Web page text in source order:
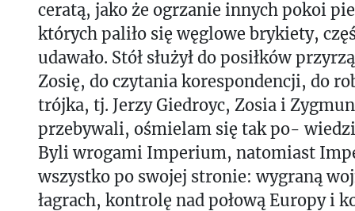
ceratą, jako że ogrzanie innych pokoi
których paliło się węglowe brykiety,
udawało. Stół służył do posiłków
Zosię, do czytania korespondencji, do
trójka, tj. Jerzy Giedroyc, Zosia i
przebywali, ośmielam się tak po-
Byli wrogami Imperium, natomiast
wszystko po swojej stronie: wygraną
łagrach, kontrolę nad połową Europy i